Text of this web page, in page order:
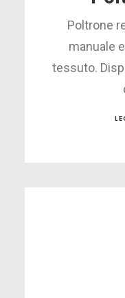
Poltrone
manuale
tessuto.